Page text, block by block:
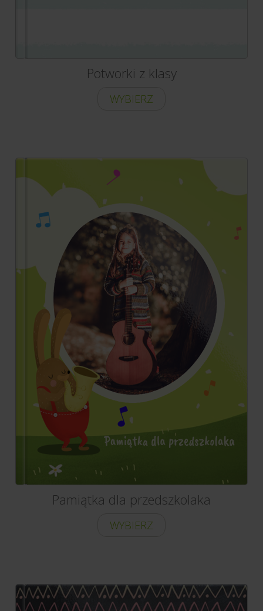
Potworki z klasy
WYBIERZ
Pamiątka dla przedszkolaka
WYBIERZ